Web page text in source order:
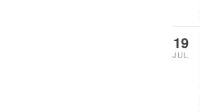
19
JUL